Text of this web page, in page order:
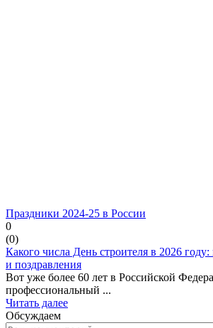
Праздники 2024-25 в России
0
(0)
Какого числа День строителя в 2026
и поздравления
Вот уже более 60 лет в Российской
профессиональный ...
Читать далее
Обсуждаем